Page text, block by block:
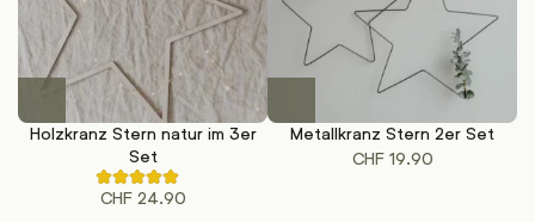
Holzkranz Stern natur im 3er
Set
Rated
5.00
CHF24.90
Metallkranz Stern 2er Set
CHF19.90